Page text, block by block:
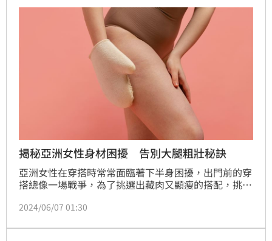
揭秘亞洲女性身材困擾 告別大腿粗壯秘訣
亞洲女性在穿搭時常常面臨著下半身困擾，出門前的穿
搭總像一場戰爭，為了挑選出藏肉又顯瘦的搭配，挑了
半身的褲子，總是會聽到抱怨自己的腹部有贅肉，擔心
顯身材比例不好，等等問題！
2024/06/07 01:30